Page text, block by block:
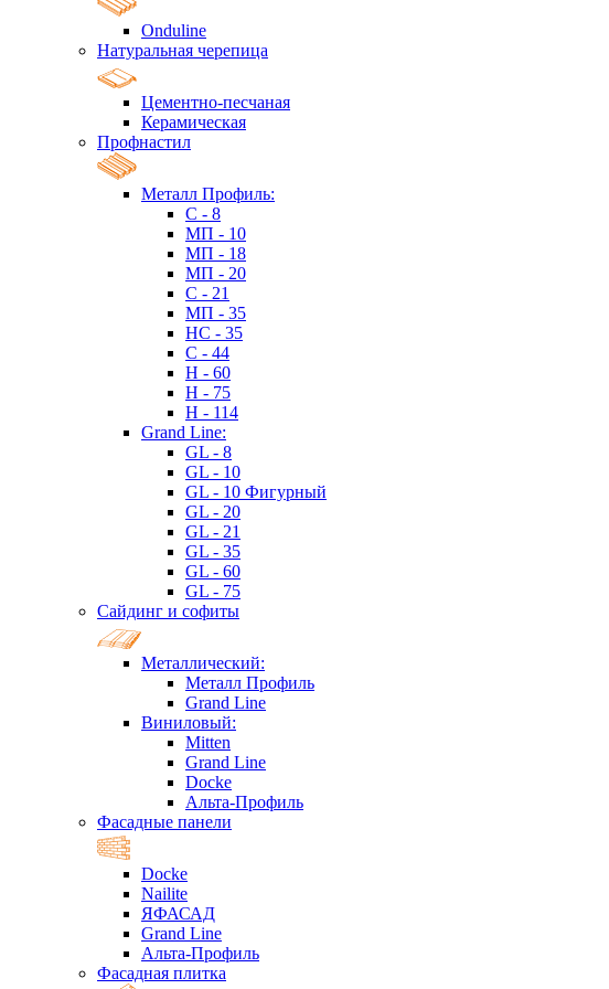
Onduline
Натуральная черепица
Цементно-песчаная
Керамическая
Профнастил
Металл Профиль:
C - 8
МП - 10
МП - 18
МП - 20
C - 21
МП - 35
HC - 35
C - 44
H - 60
H - 75
H - 114
Grand Line:
GL - 8
GL - 10
GL - 10 Фигурный
GL - 20
GL - 21
GL - 35
GL - 60
GL - 75
Сайдинг и софиты
Металлический:
Металл Профиль
Grand Line
Виниловый:
Mitten
Grand Line
Docke
Альта-Профиль
Фасадные панели
Docke
Nailite
ЯФАСАД
Grand Line
Альта-Профиль
Фасадная плитка